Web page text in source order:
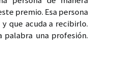
premio. Esa persona
que acuda a recibirlo.
palabra una profesión.